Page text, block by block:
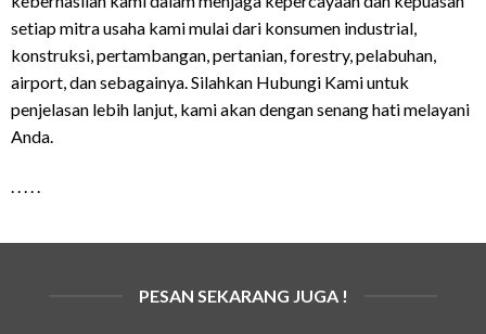
setiap mitra usaha kami mulai dari konsumen industrial,
konstruksi, pertambangan, pertanian, forestry, pelabuhan,
airport, dan sebagainya. Silahkan Hubungi Kami untuk
penjelasan lebih lanjut, kami akan dengan senang hati melayani
Anda.
. . . . .
PESAN SEKARANG JUGA !